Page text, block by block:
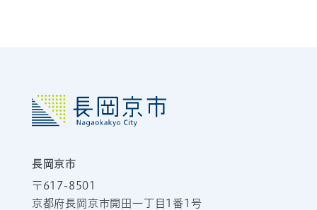
長岡京市
〒617-8501
京都府長岡京市開田一丁目1番1号